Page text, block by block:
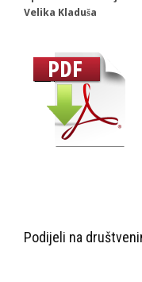
Velika Kladuša
Podijeli na